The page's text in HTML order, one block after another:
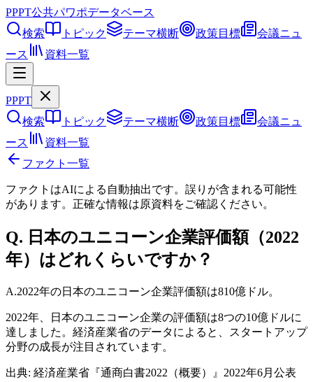
PPPT公共パワポデータベース
検索
トピック テーマ横断 政策目標
会議ニュ
ース
資料一覧
PPPT
検索
トピック テーマ横断 政策目標
会議ニュ
ース
資料一覧
ファクト一覧
ファクトはAIによる自動抽出です。誤りが含まれる可能性
があります。正確な情報は原資料をご確認ください。
Q. 日本のユニコーン企業評価額（2022
年）はどれくらいですか？
A.2022年の日本のユニコーン企業評価額は810億ドル。
2022年、日本のユニコーン企業の評価額は8つの10億ドルに
達しました。経済産業省のデータによると、スタートアップ
分野の成長が注目されています。
出典: 経済産業省『通商白書2022（概要）』2022年6月公表